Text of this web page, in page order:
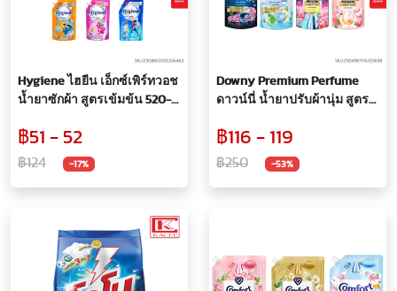
Hygiene ไฮยีน เอ็กซ์เพิร์ทวอช
น้ำยาซักผ้า สูตรเข้มข้น 520-
฿51 - 52
฿124 -17%
Downy Premium Perfume
ดาวน์นี่ น้ำยาปรับผ้านุ่ม สูตร
วัน ขนาด 950-1000 มล.
฿116 - 119
฿250 -53%